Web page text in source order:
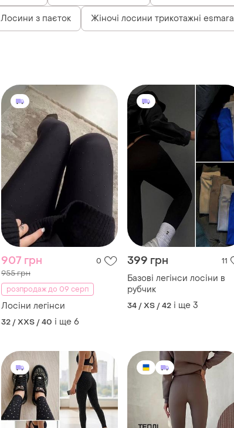
Лосини з паєток Жіночі лосини трикотажні esmara
907 грн 0
955 грн
розпродаж до 09 серп
Лосіни легінси
32 / XXS / 40 і ще 6
399 грн 11
Базові легінси лосіни в
рубчик
34 / XS / 42 і ще 3